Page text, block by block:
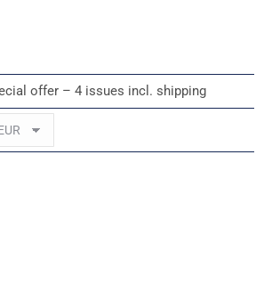
offer – 4 issues incl. shipping